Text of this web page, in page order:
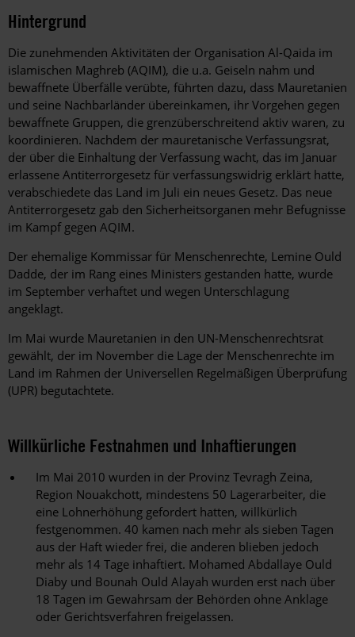
Hintergrund
Die zunehmenden Aktivitäten der Organisation Al-Qaida im
islamischen Maghreb (AQIM), die u.a. Geiseln nahm und
bewaffnete Überfälle verübte, führten dazu, dass Mauretanien
und seine Nachbarländer übereinkamen, ihr Vorgehen gegen
bewaffnete Gruppen, die grenzüberschreitend aktiv waren, zu
koordinieren. Nachdem der mauretanische Verfassungsrat,
der über die Einhaltung der Verfassung wacht, das im Januar
erlassene Antiterrorgesetz für verfassungswidrig erklärt hatte,
verabschiedete das Land im Juli ein neues Gesetz. Das neue
Antiterrorgesetz gab den Sicherheitsorganen mehr Befugnisse
im Kampf gegen AQIM.
Der ehemalige Kommissar für Menschenrechte, Lemine Ould
Dadde, der im Rang eines Ministers gestanden hatte, wurde
im September verhaftet und wegen Unterschlagung
angeklagt.
Im Mai wurde Mauretanien in den UN-Menschenrechtsrat
gewählt, der im November die Lage der Menschenrechte im
Land im Rahmen der Universellen Regelmäßigen Überprüfung
(UPR) begutachtete.
Willkürliche Festnahmen und Inhaftierungen
Im Mai 2010 wurden in der Provinz Tevragh Zeina,
Region Nouakchott, mindestens 50 Lagerarbeiter, die
eine Lohnerhöhung gefordert hatten, willkürlich
festgenommen. 40 kamen nach mehr als sieben Tagen
aus der Haft wieder frei, die anderen blieben jedoch
mehr als 14 Tage inhaftiert. Mohamed Abdallaye Ould
Diaby und Bounah Ould Alayah wurden erst nach über
18 Tagen im Gewahrsam der Behörden ohne Anklage
oder Gerichtsverfahren freigelassen.